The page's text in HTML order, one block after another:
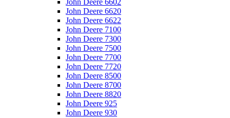
John Deere 6602
John Deere 6620
John Deere 6622
John Deere 7100
John Deere 7300
John Deere 7500
John Deere 7700
John Deere 7720
John Deere 8500
John Deere 8700
John Deere 8820
John Deere 925
John Deere 930